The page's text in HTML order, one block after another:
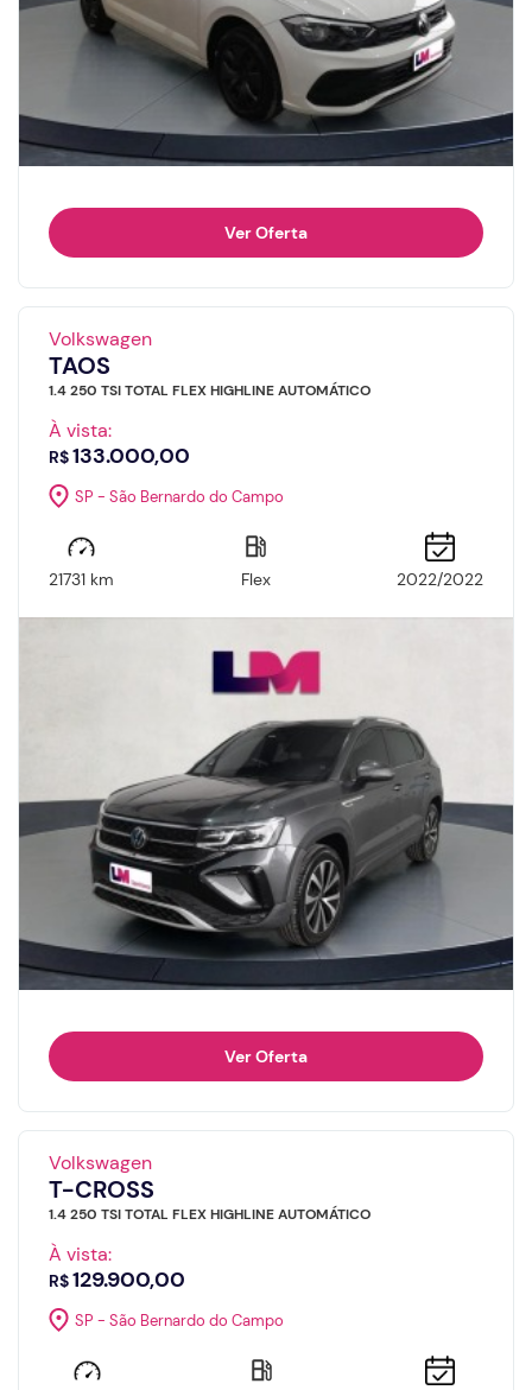
Ver Oferta
Volkswagen
TAOS
1.4 250 TSI TOTAL FLEX HIGHLINE AUTOMÁTICO
À vista:
R$133.000,00
SP - São Bernardo do Campo
21731 km Flex 2022/2022
Ver Oferta
Volkswagen
T-CROSS
1.4 250 TSI TOTAL FLEX HIGHLINE AUTOMÁTICO
À vista:
R$129.900,00
SP - São Bernardo do Campo